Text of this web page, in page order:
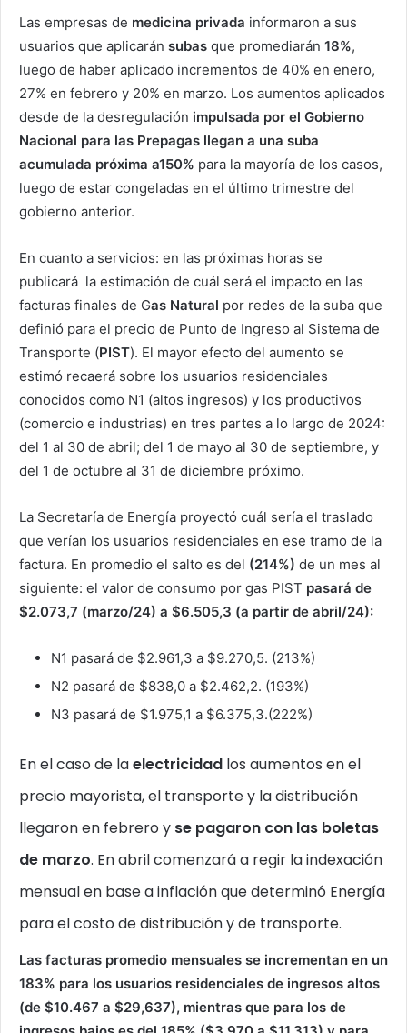
Las empresas de medicina privada informaron a sus
usuarios que aplicarán subas que promediarán 18%,
luego de haber aplicado incrementos de 40% en enero,
27% en febrero y 20% en marzo. Los aumentos aplicados
desde de la desregulación impulsada por el Gobierno
Nacional para las Prepagas llegan a una suba
acumulada próxima a150% para la mayoría de los casos,
luego de estar congeladas en el último trimestre del
gobierno anterior.
En cuanto a servicios: en las próximas horas se
publicará la estimación de cuál será el impacto en las
facturas finales de Gas Natural por redes de la suba que
definió para el precio de Punto de Ingreso al Sistema de
Transporte (PIST). El mayor efecto del aumento se
estimó recaerá sobre los usuarios residenciales
conocidos como N1 (altos ingresos) y los productivos
(comercio e industrias) en tres partes a lo largo de 2024:
del 1 al 30 de abril; del 1 de mayo al 30 de septiembre, y
del 1 de octubre al 31 de diciembre próximo.
La Secretaría de Energía proyectó cuál sería el traslado
que verían los usuarios residenciales en ese tramo de la
factura. En promedio el salto es del (214%) de un mes al
siguiente: el valor de consumo por gas PIST pasará de
$2.073,7 (marzo/24) a $6.505,3 (a partir de abril/24):
N1 pasará de $2.961,3 a $9.270,5. (213%)
N2 pasará de $838,0 a $2.462,2. (193%)
N3 pasará de $1.975,1 a $6.375,3.(222%)
En el caso de laelectricidad los aumentos en el
precio mayorista, el transporte y la distribución
llegaron en febrero y se pagaron con las boletas
de marzo. En abril comenzará a regir la indexación
mensual en base a inflación que determinó Energía
para el costo de distribución y de transporte.
Las facturas promedio mensuales se incrementan en un
183% para los usuarios residenciales de ingresos altos
(de $10.467 a $29,637), mientras que para los de